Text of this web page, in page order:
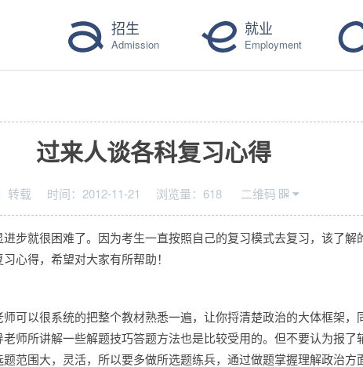
招生
Admission
就业
Employment
过来人谈各科复习心得
转载 时间： 2012-11-21 浏览量： 618 二维码
步就很困难了。因为考生一直按照自己的复习模式去复习，该了解
心得，希望对大家有所帮助！
可以很系统的把整个教材熟悉一遍，让你捋清楚政治的大体框架，
师所讲解一些解题技巧答题方法也是比较受用的。但不要认为报了
范围大，灵活，所以要多做所选题练兵，通过做题掌握理解政治方